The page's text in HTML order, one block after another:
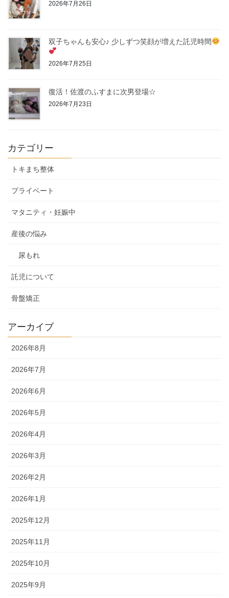
2026年7月26日
双子ちゃんも安心♪ 少しずつ笑顔が増えた託児時間
2026年7月25日
復活！佐渡のふすまに次男登場☆
2026年7月23日
カテゴリー
トキまち整体
プライベート
マタニティ・妊娠中
産後の悩み
尿もれ
託児について
骨盤矯正
アーカイブ
2026年8月
2026年7月
2026年6月
2026年5月
2026年4月
2026年3月
2026年2月
2026年1月
2025年12月
2025年11月
2025年10月
2025年9月